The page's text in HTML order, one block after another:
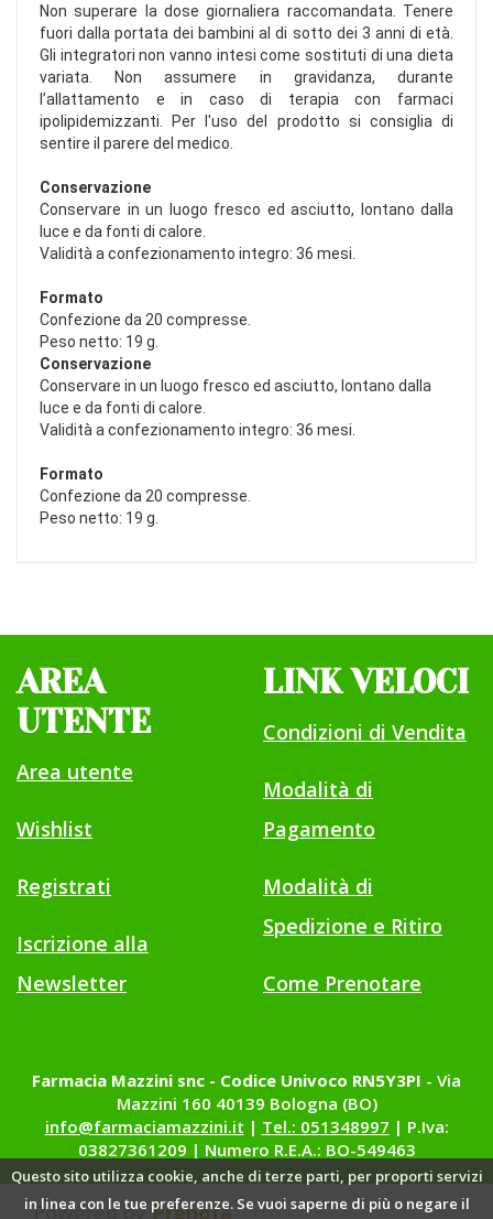
Questo sito utilizza cookie, anche di terze parti, per proporti servizi
in linea con le tue preferenze. Se vuoi saperne di più o negare il
Non superare la dose giornaliera raccomandata. Tenere
fuori dalla portata dei bambini al di sotto dei 3 anni di età.
Gli integratori non vanno intesi come sostituti di una dieta
variata. Non assumere in gravidanza, durante
l’allattamento e in caso di terapia con farmaci
ipolipidemizzanti. Per l'uso del prodotto si consiglia di
sentire il parere del medico.
Conservazione
Conservare in un luogo fresco ed asciutto, lontano dalla
luce e da fonti di calore.
Validità a confezionamento integro: 36 mesi.
Formato
Confezione da 20 compresse.
Peso netto: 19 g.
Conservazione
Conservare in un luogo fresco ed asciutto, lontano dalla
luce e da fonti di calore.
Validità a confezionamento integro: 36 mesi.
Formato
Confezione da 20 compresse.
Peso netto: 19 g.
AREA
UTENTE
Area utente
Wishlist
Registrati
Iscrizione alla
Newsletter
LINK VELOCI
Condizioni di Vendita
Modalità di
Pagamento
Modalità di
Spedizione e Ritiro
Come Prenotare
Farmacia Mazzini snc - Codice Univoco RN5Y3PI - Via
Mazzini 160 40139 Bologna (BO)
info@farmaciamazzini.it | Tel.: 051348997 | P.Iva:
03827361209 | Numero R.E.A.: BO-549463
Powered by Prenofa